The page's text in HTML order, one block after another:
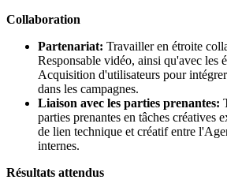
Collaboration
Partenariat: Travailler en étroite
Responsable vidéo, ainsi qu'avec les
Acquisition d'utilisateurs pour
dans les campagnes.
Liaison avec les parties prenantes:
parties prenantes en tâches créatives
de lien technique et créatif entre
internes.
Résultats attendus